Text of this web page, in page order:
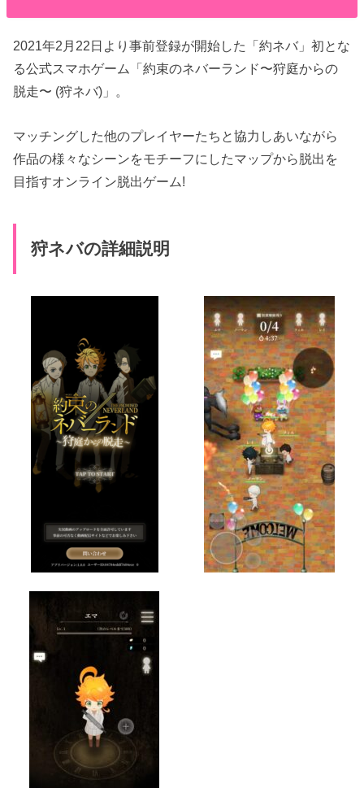
2021年2月22日より事前登録が開始した「約ネバ」初とな
る公式スマホゲーム「約束のネバーランド〜狩庭からの
脱走〜 (狩ネバ)」。
マッチングした他のプレイヤーたちと協力しあいながら
作品の様々なシーンをモチーフにしたマップから脱出を
目指すオンライン脱出ゲーム!
狩ネバの詳細説明